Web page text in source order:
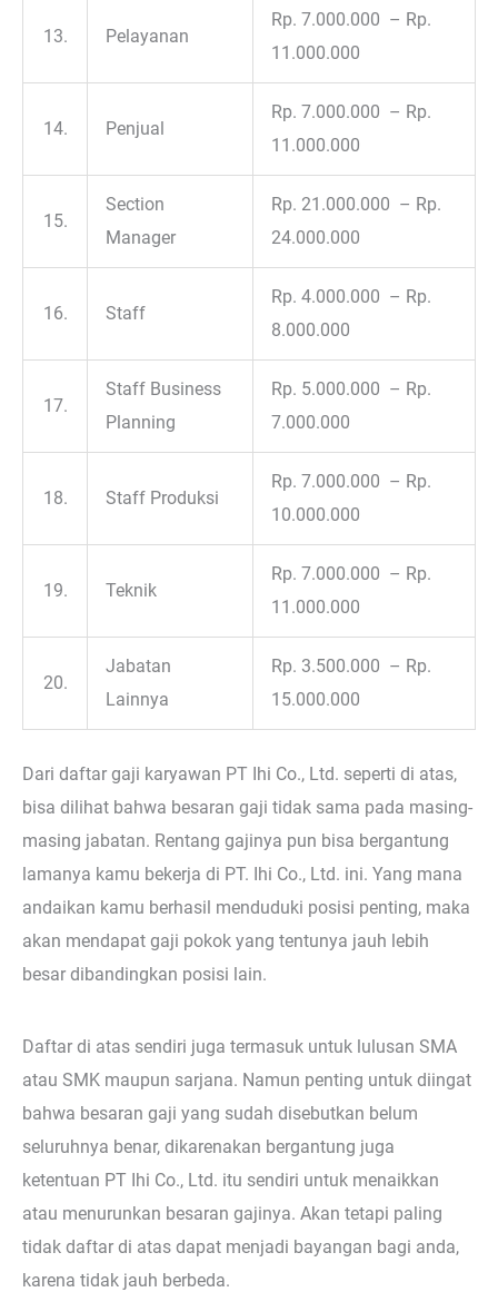
13. Pelayanan
Rp. 7.000.000 – Rp.
11.000.000
14. Penjual
Rp. 7.000.000 – Rp.
11.000.000
15.
Section
Manager
Rp. 21.000.000 – Rp.
24.000.000
16. Staff
Rp. 4.000.000 – Rp.
8.000.000
17.
Staff Business
Planning
Rp. 5.000.000 – Rp.
7.000.000
18. Staff Produksi
Rp. 7.000.000 – Rp.
10.000.000
19. Teknik
Rp. 7.000.000 – Rp.
11.000.000
20.
Jabatan
Lainnya
Rp. 3.500.000 – Rp.
15.000.000
Dari daftar gaji karyawan PT Ihi Co., Ltd. seperti di atas,
bisa dilihat bahwa besaran gaji tidak sama pada masing-
masing jabatan. Rentang gajinya pun bisa bergantung
lamanya kamu bekerja di PT. Ihi Co., Ltd. ini. Yang mana
andaikan kamu berhasil menduduki posisi penting, maka
akan mendapat gaji pokok yang tentunya jauh lebih
besar dibandingkan posisi lain.
Daftar di atas sendiri juga termasuk untuk lulusan SMA
atau SMK maupun sarjana. Namun penting untuk diingat
bahwa besaran gaji yang sudah disebutkan belum
seluruhnya benar, dikarenakan bergantung juga
ketentuan PT Ihi Co., Ltd. itu sendiri untuk menaikkan
atau menurunkan besaran gajinya. Akan tetapi paling
tidak daftar di atas dapat menjadi bayangan bagi anda,
karena tidak jauh berbeda.